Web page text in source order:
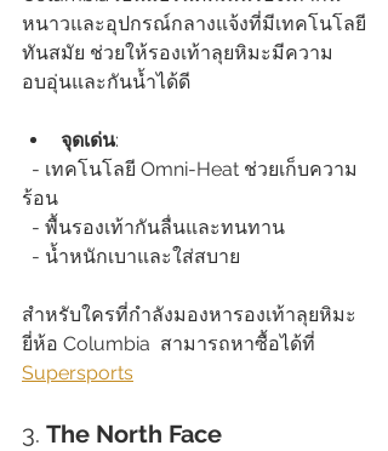
หนาวและอุปกรณ์กลางแจ้งที่มีเทคโนโลยี
ทันสมัย ช่วยให้รองเท้าลุยหิมะมีความ
อบอุ่นและกันน้ำได้ดี
จุดเด่น:
ร้อน
  - พื้นรองเท้ากันลื่นและทนทาน
  - น้ำหนักเบาและใส่สบาย
สำหรับใครที่กำลังมองหารองเท้าลุยหิมะ
ยี่ห้อ Columbia  สามารถหาซื้อได้ที่
Supersports
3. The North Face